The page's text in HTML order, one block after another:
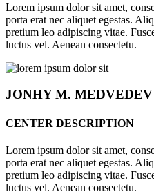
Lorem ipsum dolor sit amet,
porta erat nec aliquet egestas.
pretium leo adipiscing vitae.
luctus vel. Aenean consectetu.
JONHYM. MEDVEDEV
CENTER DESCRIPTION
Lorem ipsum dolor sit amet,
porta erat nec aliquet egestas.
pretium leo adipiscing vitae.
luctus vel. Aenean consectetu.